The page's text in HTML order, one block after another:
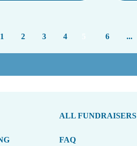
1 2 3 4 6 ...
ALL FUNDRAISERS
FAQ